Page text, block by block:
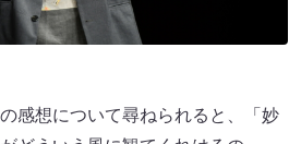
感想について尋ねられると、「妙